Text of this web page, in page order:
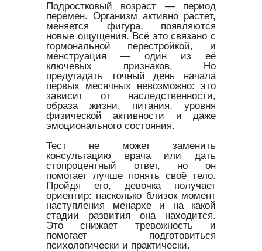
Подростковый возраст — период
перемен. Организм активно растёт,
меняется фигура, появляются
новые ощущения. Всё это связано с
гормональной перестройкой, и
менструация — один из её
ключевых признаков. Но
предугадать точный день начала
первых месячных невозможно: это
зависит от наследственности,
образа жизни, питания, уровня
физической активности и даже
эмоционального состояния.
Тест не может заменить
консультацию врача или дать
стопроцентный ответ, но он
помогает лучше понять своё тело.
Пройдя его, девочка получает
ориентир: насколько близок момент
наступления менархе и на какой
стадии развития она находится.
Это снижает тревожность и
помогает подготовиться
психологически и практически.